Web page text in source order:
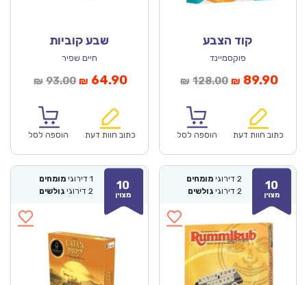
קוד הצבע
פוקסמיינד
₪ 128.00המחיר
היה:
₪128.00.
₪ 89.90
כתוב חוות דעת הוספה לסל
שבע קוביות
חיים שפיר
₪ 93.00המחיר
₪93.00.
₪ 64.90המחיר
₪64.90.
כתוב חוות דעת הוספה לסל
10
מצוין
2 דירוגי מומחים
2 דירוגי גולשים 10
מצוין
1 דירוגי מומחים
2 דירוגי גולשים